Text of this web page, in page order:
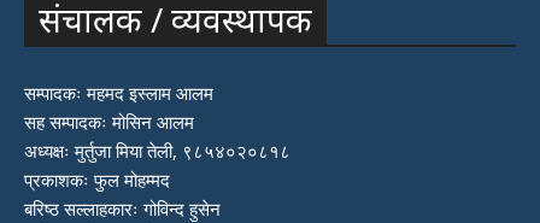
संचालक / व्यवस्थापक
सम्पादकः महमद इस्लाम आलम
सह सम्पादकः मोसिन आलम
अध्यक्षः मुर्तुजा मिया तेली, ९८५४०२०८१८
प्रकाशकः फुल मोहम्मद
बरिष्ठ सल्लाहकारः गोविन्द हुसेन